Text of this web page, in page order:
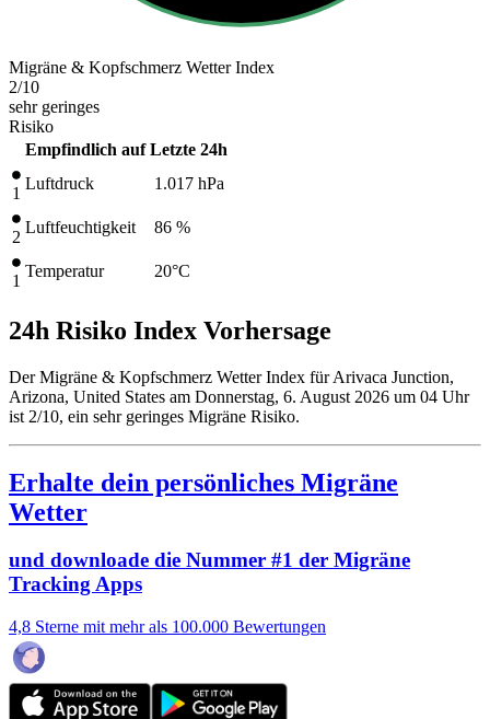
Migräne & Kopfschmerz Wetter Index
2/10
sehr geringes
Risiko
Empfindlich auf Letzte 24h
1
Luftdruck 1.017 hPa
2
Luftfeuchtigkeit 86 %
1
Temperatur 20°C
24h Risiko Index Vorhersage
Der Migräne & Kopfschmerz Wetter Index für Arivaca Junction,
Arizona, United States am Donnerstag, 6. August 2026 um 04 Uhr
ist 2/10, ein sehr geringes Migräne Risiko.
Erhalte dein persönliches Migräne
Wetter
und downloade die Nummer #1 der Migräne
Tracking Apps
4,8 Sterne mit mehr als 100.000 Bewertungen